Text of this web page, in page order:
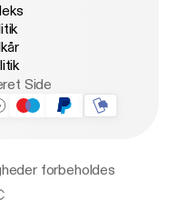
Side
forbeholdes